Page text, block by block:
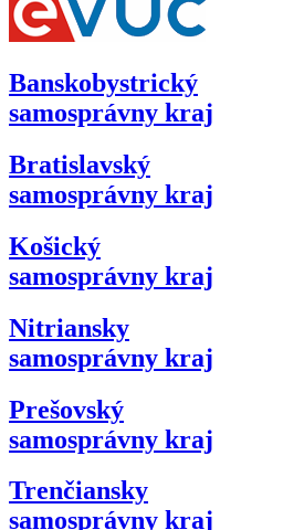
Banskobystrický
samosprávny kraj
Bratislavský
samosprávny kraj
Košický
samosprávny kraj
Nitriansky
samosprávny kraj
Prešovský
samosprávny kraj
Trenčiansky
samosprávny kraj